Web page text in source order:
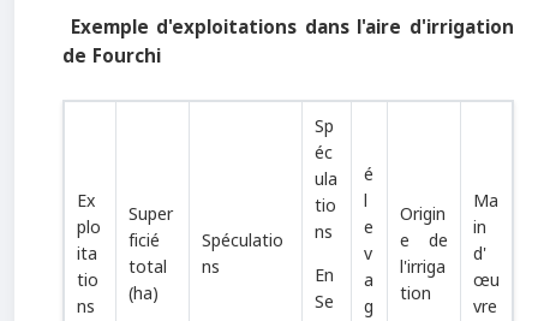
Exemple d'exploitations dans l'aire d'irrigation
de Fourchi
Ex
plo
ita
tio
ns
Super
ficié
total
(ha)
Spéculatio
ns
Sp
éc
ula
tio
ns
En
Se
é
l
e
v
a
g
Origin
e de
l'irriga
tion
Ma
in
d'
œu
vre